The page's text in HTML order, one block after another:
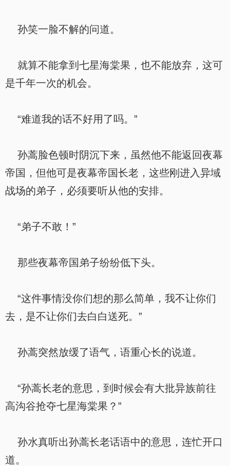
孙笑一脸不解的问道。
就算不能拿到七星海棠果，也不能放弃，这可
是千年一次的机会。
“难道我的话不好用了吗。”
孙蒿脸色顿时阴沉下来，虽然他不能返回夜幕
帝国，但他可是夜幕帝国长老，这些刚进入异域
战场的弟子，必须要听从他的安排。
“弟子不敢！”
那些夜幕帝国弟子纷纷低下头。
“这件事情没你们想的那么简单，我不让你们
去，是不让你们去白白送死。”
孙蒿突然放缓了语气，语重心长的说道。
“孙蒿长老的意思，到时候会有大批异族前往
高沟谷抢夺七星海棠果？”
孙水真听出孙蒿长老话语中的意思，连忙开口
道。